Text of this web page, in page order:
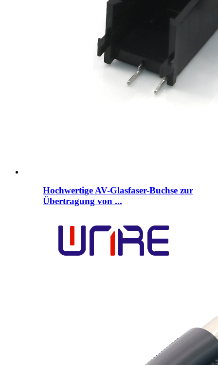
Hochwertige AV-Glasfaser-Buchse zur
Übertragung von ...